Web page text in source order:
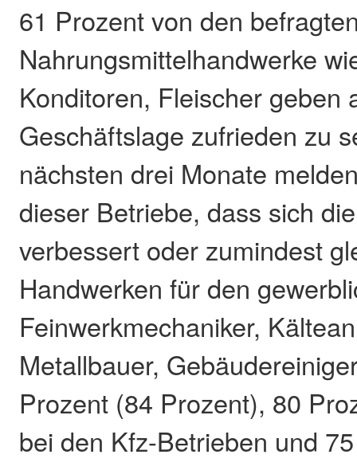
61 Prozent von den
Nahrungsmittelhandwerke
Konditoren, Fleischer geben
Geschäftslage zufrieden zu
nächsten drei Monate
dieser Betriebe, dass sich
verbessert oder zumindest
Handwerken für den
Feinwerkmechaniker,
Metallbauer,
Prozent (84 Prozent), 80
bei den Kfz-Betrieben und